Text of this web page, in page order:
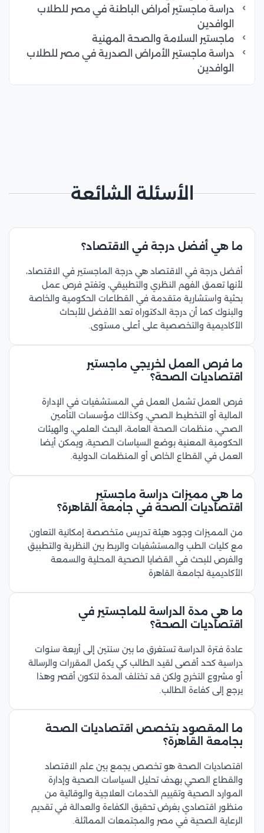
دراسة ماجستير أمراض الباطنة في مصر للطلاب
الوافدين
ماجستير السلامة والصحة المهنية
دراسة ماجستير الأمراض الصدرية في مصر للطلاب
الوافدين
الأسئلة الشائعة
ما هي أفضل درجة في الاقتصاد؟
أفضل درجة في الاقتصاد هي درجة الماجستير في الاقتصاد،
لأنها تعمق الفهم النظري والتطبيقي، وتفتح فرص عمل
بحثية واستشارية متقدمة في القطاعات الحكومية والخاصة
والبنوك كما أن درجة الدكتوراه تعد الأفضل للأبحاث
الأكاديمية والتخصصية على أعلى مستوى.​
ما فرص العمل لخريجي ماجستير
اقتصاديات الصحة؟
فرص العمل تشمل العمل في المستشفيات في الإدارة
المالية أو التخطيط الصحي، وكذالك مؤسسات التأمين
الصحي، منظمات الصحة العامة، البحث العلمي، والهيئات
الحكومية المعنية بوضع السياسات الصحية، ويمكن أيضا
العمل في القطاع الخاص أو المنظمات الدولية.
ما هي مميزات دراسة ماجستير
اقتصاديات الصحة في جامعة القاهرة؟
من المميزات وجود هيئة تدريس متخصصة إمكانية التعاون
مع كليات الطب والمستشفيات والربط بين النظرية والتطبيق
والفرص للبحث في القضايا الصحية المحلية والسمعة
الأكاديمية لجامعة القاهرة
ما هي مدة الدراسة للماجستير في
اقتصاديات الصحة؟
عادة فترة الدراسة تستغرق ما بين سنتين إلى أربعة سنوات
دراسية كحد أقصى لقيد الطالب كي يكمل المقررات والرسالة
أو مشروع التخرج ولكن قد تختلف المدة لتكون أقصر وهذا
يرجع إلى كفاءة الطالب.
ما المقصود بتخصص اقتصاديات الصحة
بجامعة القاهرة؟
اقتصاديات الصحة هو تخصص يجمع بين علم الاقتصاد
والقطاع الصحي بهدف تحليل السياسات الصحية وإدارة
الموارد الصحية وتقييم الخدمات العلاجية والوقائية من
منظور اقتصادي بغرض تحقيق الكفاءة والعدالة في تقديم
الرعاية الصحية في مصر والمجتمعات المماثلة.